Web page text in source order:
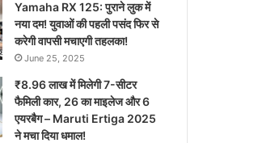
Yamaha RX 125: पुराने लुक में
नया दम! युवाओं की पहली पसंद फिर से
करेगी वापसी मचाएगी तहलका!
June 25, 2025
₹8.96 लाख में मिलेगी 7-सीटर
फैमिली कार, 26 का माइलेज और 6
एयरबैग – Maruti Ertiga 2025
ने मचा दिया धमाल!